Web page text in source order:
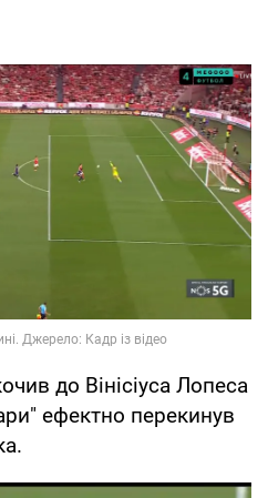
до Вінісіуса Лопеса
ефектно перекинув